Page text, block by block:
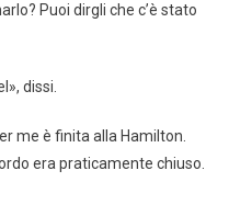
Puoi dirgli che c’è stato
dissi.
me è finita alla Hamilton.
era praticamente chiuso.